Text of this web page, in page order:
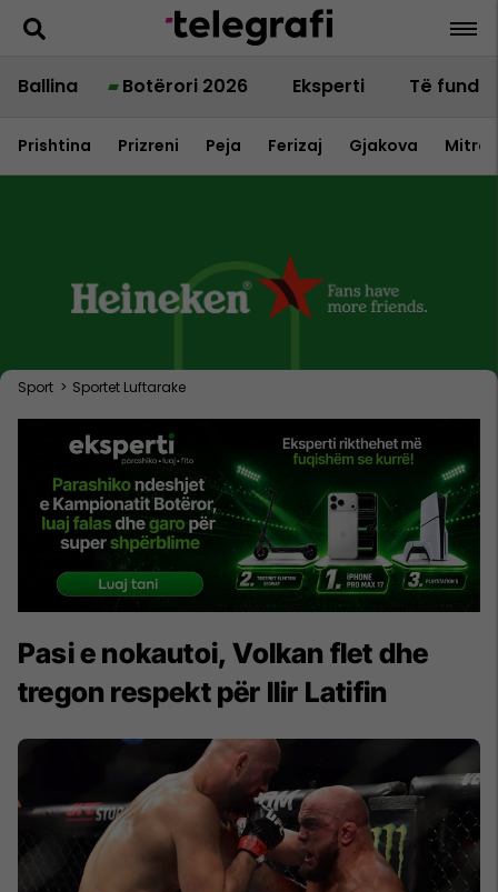
Ballina Botërori 2026 Eksperti Të fundit
Prishtina Prizreni Peja Ferizaj Gjakova
Sport > Sportet Luftarake
Pasi e nokautoi, Volkan flet dhe
tregon respekt për Ilir Latifin